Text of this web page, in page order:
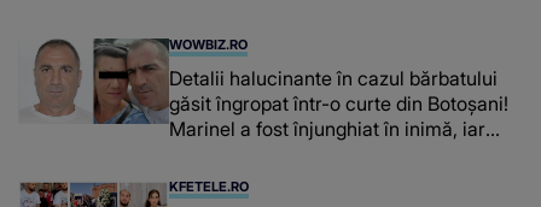
WOWBIZ.RO
Detalii halucinante în cazul bărbatului
găsit îngropat într-o curte din Botoșani!
Marinel a fost înjunghiat în inimă, iar
suspecți
KFETELE.RO